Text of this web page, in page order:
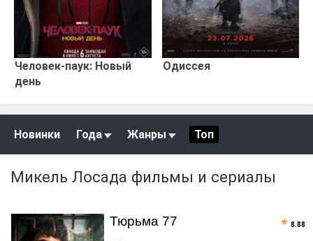
Человек-паук: Новый
день
Одиссея
Новинки Года Жанры Топ
Микель Лосада фильмы и сериалы
Тюрьма 77 8.88